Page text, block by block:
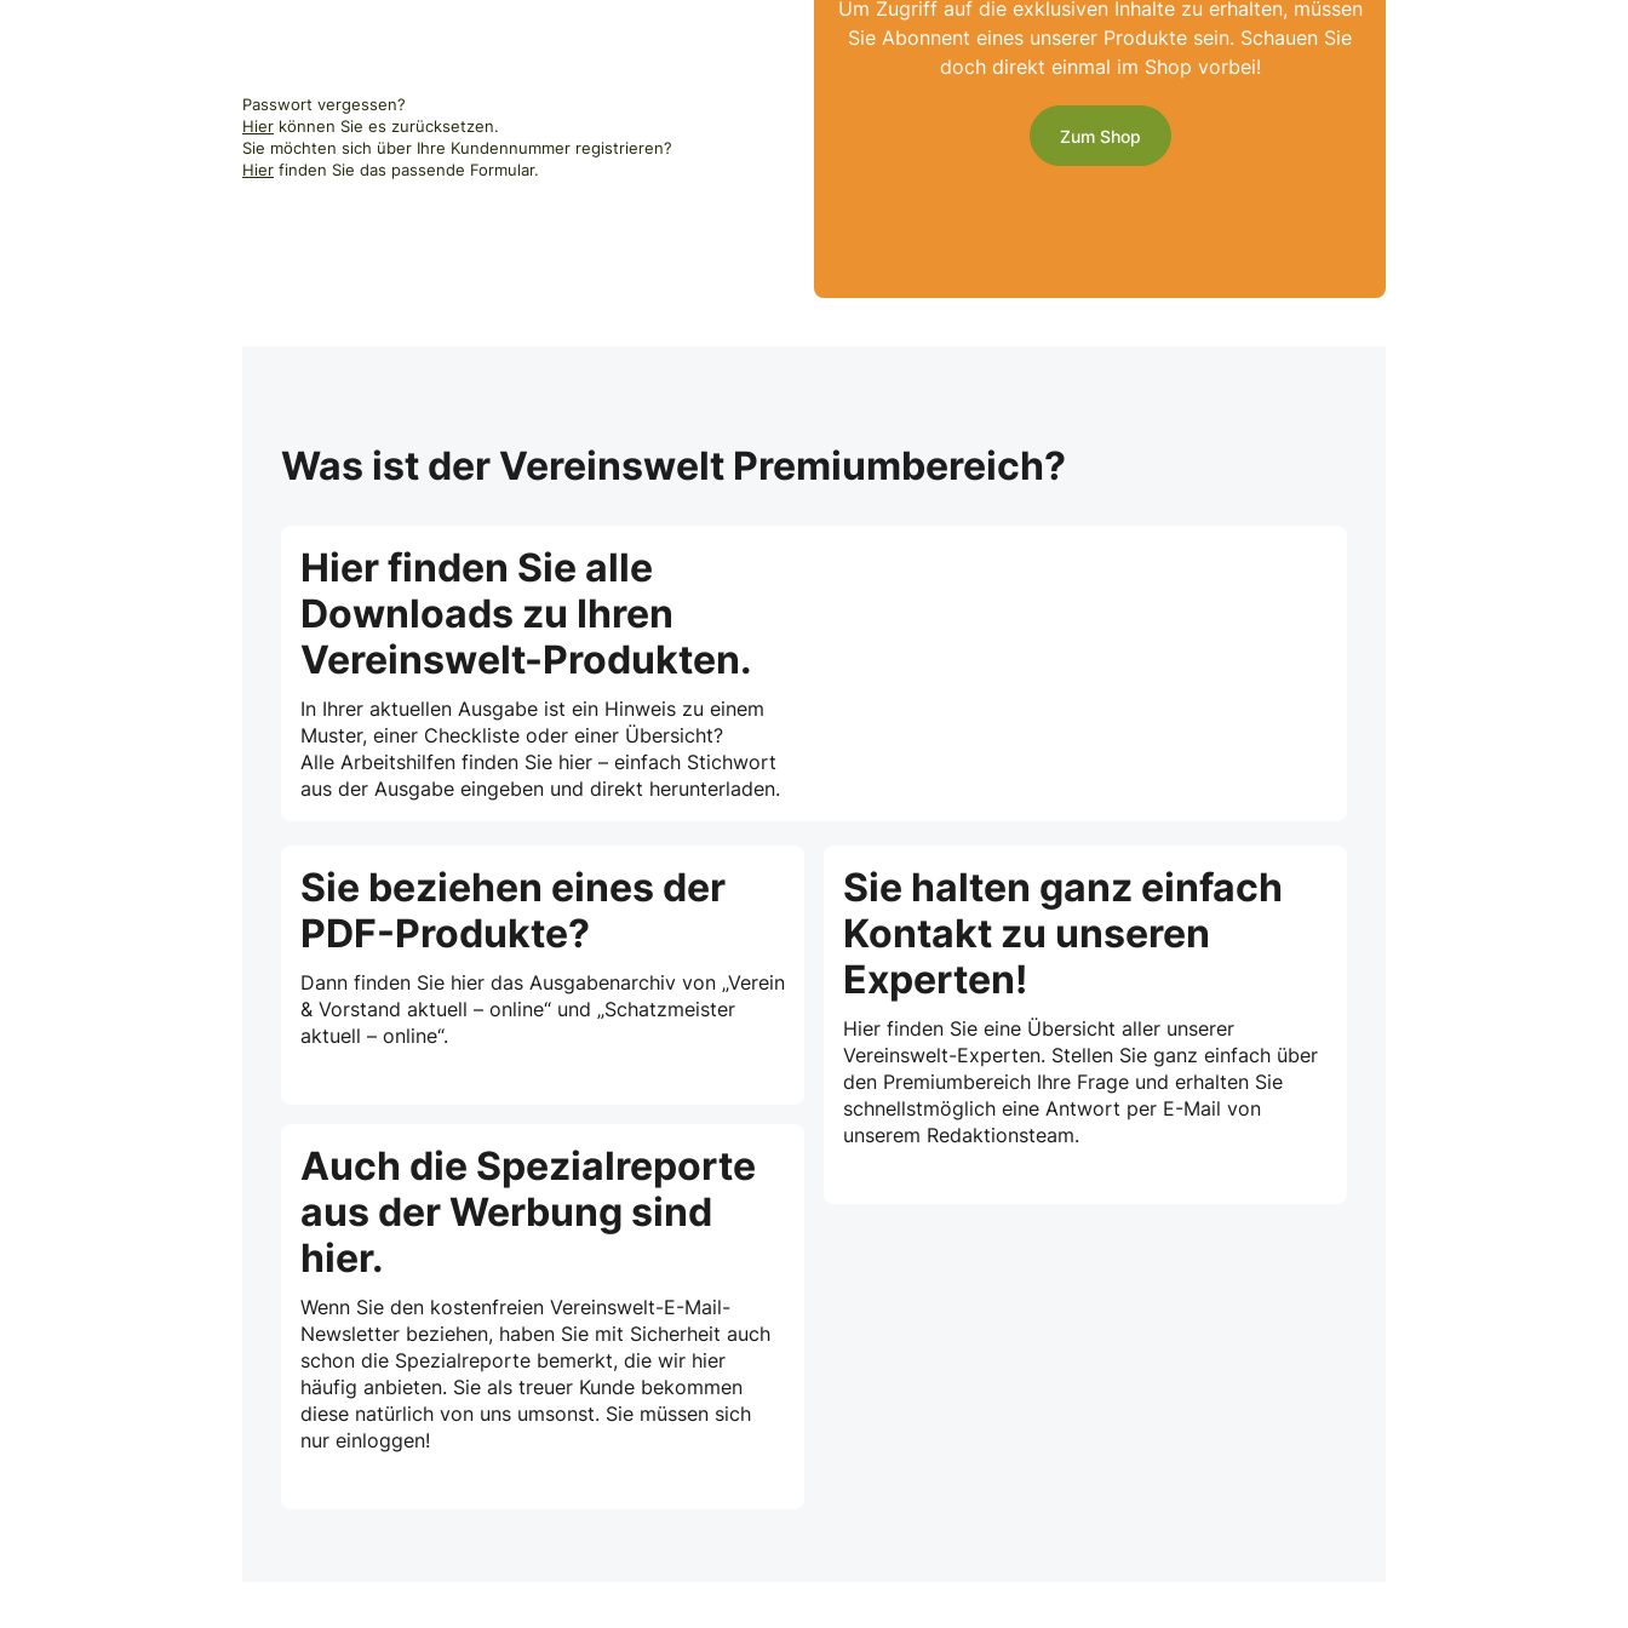
Passwort vergessen?
Hier können Sie es zurücksetzen.
Sie möchten sich über Ihre Kundennummer registrieren?
Hier finden Sie das passende Formular.
Um Zugriff auf die exklusiven Inhalte zu erhalten, müssen
Sie Abonnent eines unserer Produkte sein. Schauen Sie
doch direkt einmal im Shop vorbei!
Zum Shop
Was ist der Vereinswelt Premiumbereich?
Hier finden Sie alle
Downloads zu Ihren
Vereinswelt-Produkten.
In Ihrer aktuellen Ausgabe ist ein Hinweis zu einem
Muster, einer Checkliste oder einer Übersicht?
Alle Arbeitshilfen finden Sie hier – einfach Stichwort
aus der Ausgabe eingeben und direkt herunterladen.
Sie beziehen eines der
PDF-Produkte?
Dann finden Sie hier das Ausgabenarchiv von „Verein
& Vorstand aktuell – online“ und „Schatzmeister
aktuell – online“.
Auch die Spezialreporte
aus der Werbung sind
hier.
Wenn Sie den kostenfreien Vereinswelt-E-Mail-
Newsletter beziehen, haben Sie mit Sicherheit auch
schon die Spezialreporte bemerkt, die wir hier
häufig anbieten. Sie als treuer Kunde bekommen
diese natürlich von uns umsonst. Sie müssen sich
nur einloggen!
Sie halten ganz einfach
Kontakt zu unseren
Experten!
Hier finden Sie eine Übersicht aller unserer
Vereinswelt-Experten. Stellen Sie ganz einfach über
den Premiumbereich Ihre Frage und erhalten Sie
schnellstmöglich eine Antwort per E-Mail von
unserem Redaktionsteam.